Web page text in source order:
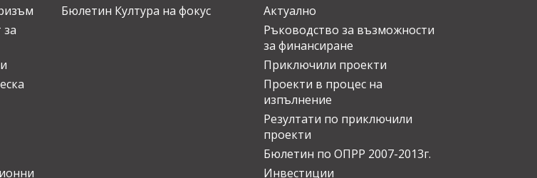
Бюлетин Култура на фокус
Актуално
Ръководство за възможности
за финансиране
Приключили проекти
Проекти в процес на
изпълнение
Резултати по приключили
проекти
Бюлетин по ОПРР 2007-2013г.
Инвестиции